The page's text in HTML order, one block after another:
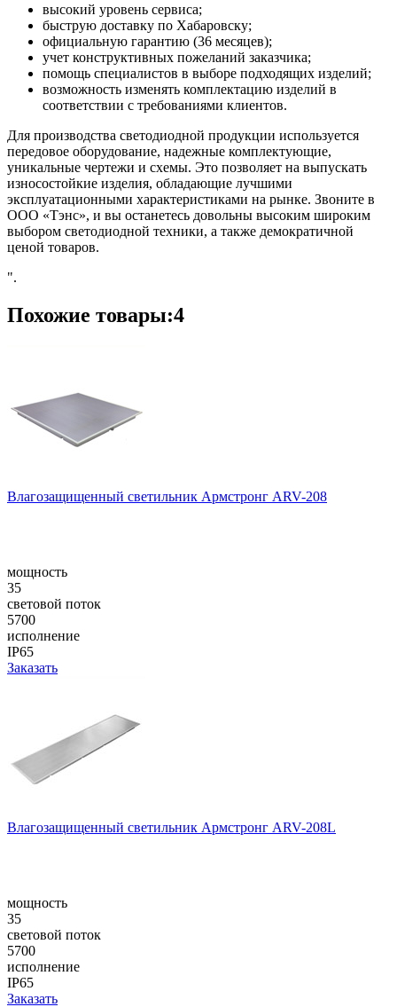
высокий уровень сервиса;
быструю доставку по Хабаровску;
официальную гарантию (36 месяцев);
учет конструктивных пожеланий заказчика;
помощь специалистов в выборе подходящих изделий;
возможность изменять комплектацию изделий в
соответствии с требованиями клиентов.
Для производства светодиодной продукции используется
передовое оборудование, надежные комплектующие,
уникальные чертежи и схемы. Это позволяет на выпускать
износостойкие изделия, обладающие лучшими
эксплуатационными характеристиками на рынке. Звоните в
ООО «Тэнс», и вы останетесь довольны высоким широким
выбором светодиодной техники, а также демократичной
ценой товаров.
".
Похожие товары:4
Влагозащищенный светильник Армстронг ARV-208
мощность
35
световой поток
5700
исполнение
IP65
Заказать
Влагозащищенный светильник Армстронг ARV-208L
мощность
35
световой поток
5700
исполнение
IP65
Заказать